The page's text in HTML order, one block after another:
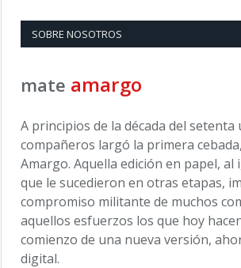
SOBRE NOSOTROS
mate amargo
A principios de la década del
compañeros largó la primera
Amargo. Aquella edición en papel, al
que le sucedieron en otras etapas,
compromiso militante de muchos
aquellos esfuerzos los que hoy
comienzo de una nueva versión,
digital.